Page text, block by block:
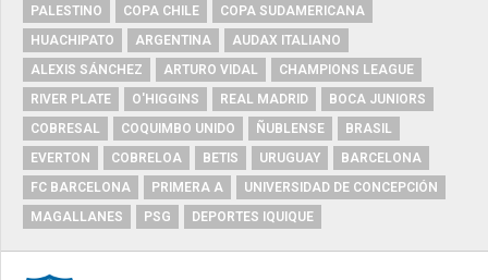
PALESTINO
COPA CHILE
COPA SUDAMERICANA
HUACHIPATO
ARGENTINA
AUDAX ITALIANO
ALEXIS SÁNCHEZ
ARTURO VIDAL
CHAMPIONS LEAGUE
RIVER PLATE
O'HIGGINS REAL MADRID
BOCA JUNIORS
COBRESAL
COQUIMBO UNIDO ÑUBLENSE
BRASIL
EVERTON
COBRELOA BETIS URUGUAY
BARCELONA
FC BARCELONA
PRIMERA A
UNIVERSIDAD DE CONCEPCIÓN
MAGALLANES
PSG DEPORTES IQUIQUE